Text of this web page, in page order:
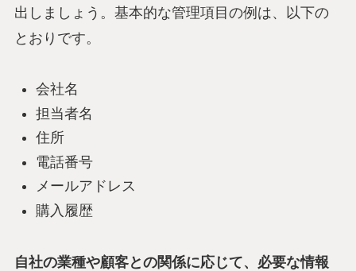
出しましょう。基本的な管理項目の例は、以下の
とおりです。
会社名
担当者名
住所
電話番号
メールアドレス
購入履歴
自社の業種や顧客との関係に応じて、必要な情報